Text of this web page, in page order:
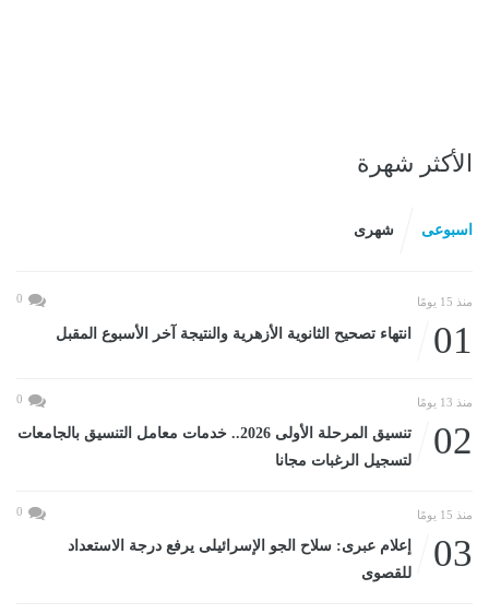
الأكثر شهرة
اسبوعى شهرى
منذ 15 يومًا 0
01 انتهاء تصحيح الثانوية الأزهرية والنتيجة آخر الأسبوع المقبل
منذ 13 يومًا 0
02
تنسيق المرحلة الأولى 2026.. خدمات معامل التنسيق بالجامعات
لتسجيل الرغبات مجانا
منذ 15 يومًا 0
03
إعلام عبرى: سلاح الجو الإسرائيلى يرفع درجة الاستعداد
للقصوى